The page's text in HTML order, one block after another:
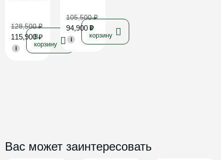
128,500₽
115,900₽
i
В
корзину
105,500₽
94,900 ₽
i
В
корзину
Вас может заинтересовать